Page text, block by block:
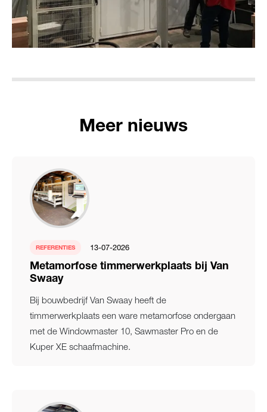
Meer nieuws
REFERENTIES 13-07-2026
Metamorfose timmerwerkplaats bij Van
Swaay
Bij bouwbedrijf Van Swaay heeft de
timmerwerkplaats een ware metamorfose ondergaan
met de Windowmaster 10, Sawmaster Pro en de
Kuper XE schaafmachine.